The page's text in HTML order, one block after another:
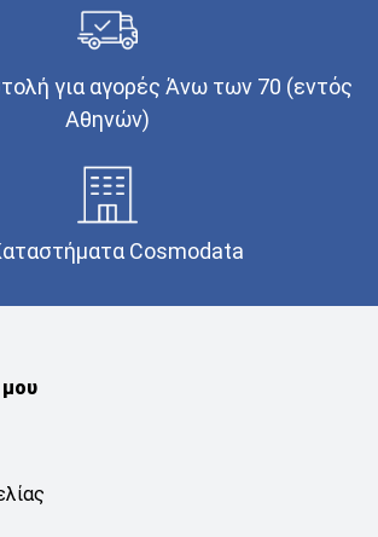
για αγορές Άνω των 70 (εντός
Αθηνών)
Cosmodata